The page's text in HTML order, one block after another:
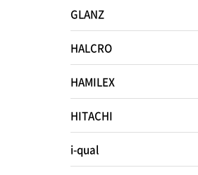
ホームシアター
設置・調整
ご依頼までの
GLANZ
HALCRO
HAMILEX
HITACHI
i-qual